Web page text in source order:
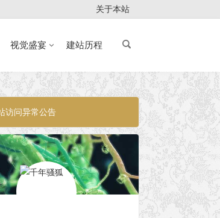
关于本站
视觉盛宴 建站历程
访问异常公告 近日网站访问